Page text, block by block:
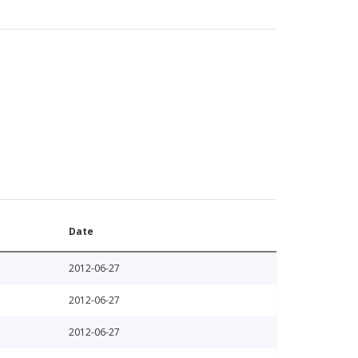
Date
2012-06-27
2012-06-27
2012-06-27